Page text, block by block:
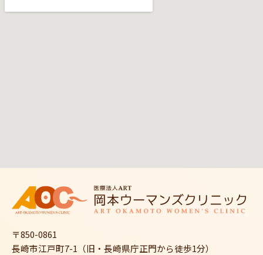
〒850-0861
長崎市江戸町7-1（旧・長崎県庁正門から徒歩1分）